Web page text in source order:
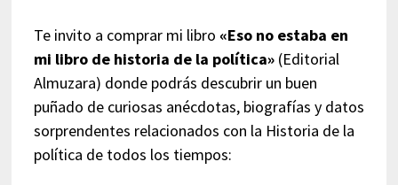
Te invito a comprar mi libro «Eso no estaba en
mi libro de historia de la política»(Editorial
Almuzara) donde podrás descubrir un buen
puñado de curiosas anécdotas, biografías y datos
sorprendentes relacionados con la Historia de la
política de todos los tiempos: